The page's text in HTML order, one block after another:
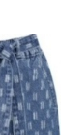
Items